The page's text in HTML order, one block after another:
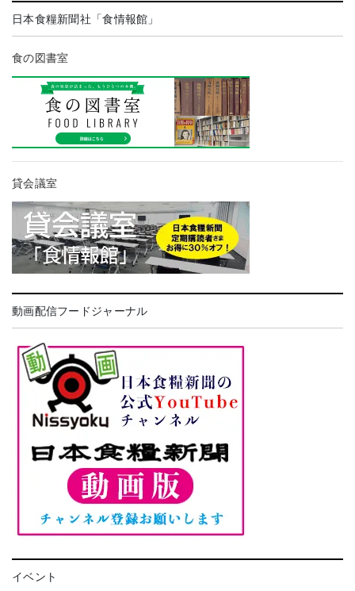
日本食糧新聞社「食情報館」
食の図書室
貸会議室
動画配信フードジャーナル
イベント